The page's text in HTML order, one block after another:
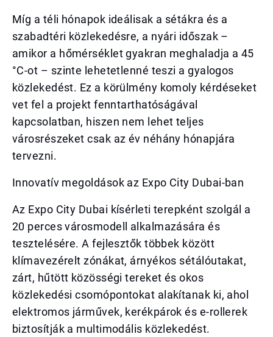
Míg a téli hónapok ideálisak a sétákra és a
szabadtéri közlekedésre, a nyári időszak –
amikor a hőmérséklet gyakran meghaladja a 45
°C-ot – szinte lehetetlenné teszi a gyalogos
közlekedést. Ez a körülmény komoly kérdéseket
vet fel a projekt fenntarthatóságával
kapcsolatban, hiszen nem lehet teljes
városrészeket csak az év néhány hónapjára
tervezni.
Innovatív megoldások az Expo City Dubai-ban
Az Expo City Dubai kísérleti terepként szolgál a
20 perces városmodell alkalmazására és
tesztelésére. A fejlesztők többek között
klímavezérelt zónákat, árnyékos sétálóutakat,
zárt, hűtött közösségi tereket és okos
közlekedési csomópontokat alakítanak ki, ahol
elektromos járművek, kerékpárok és e-rollerek
biztosítják a multimodális közlekedést.